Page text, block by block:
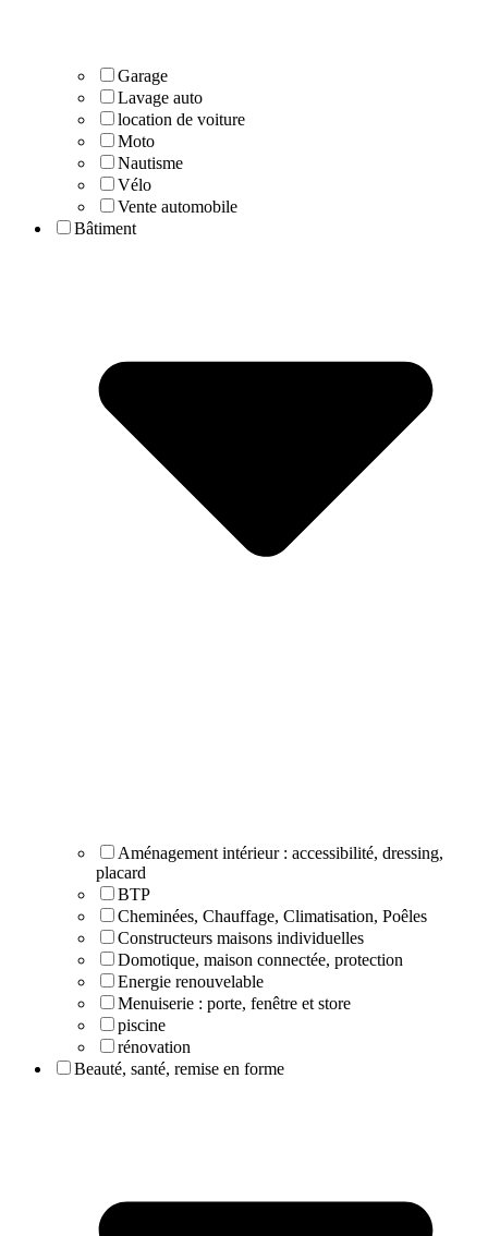
Garage
Lavage auto
location de voiture
Moto
Nautisme
Vélo
Vente automobile
Bâtiment
Aménagement intérieur : accessibilité, dressing,
placard
BTP
Cheminées, Chauffage, Climatisation, Poêles
Constructeurs maisons individuelles
Domotique, maison connectée, protection
Energie renouvelable
Menuiserie : porte, fenêtre et store
piscine
rénovation
Beauté, santé, remise en forme